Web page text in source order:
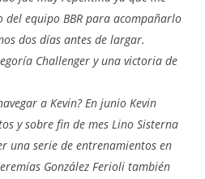
equipo BBR para acompañarlo
dos días antes de largar.
Challenger y una victoria de
a Kevin? En junio Kevin
y sobre fin de mes Lino Sisterna
una serie de entrenamientos en
González Ferioli también